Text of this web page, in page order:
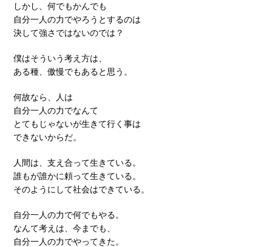
しかし、何でもかんでも
自分一人の力でやろうとするのは
決して強さではないのでは？
僕はそういう考え方は、
ある種、傲慢でもあると思う。
何故なら、人は
自分一人の力でなんて
とてもじゃないが生きて行く事は
できないからだ。
人間は、支え合って生きている。
誰もが誰かに頼って生きている。
そのようにして社会はできている。
自分一人の力で何でもやる。
なんて考えは、今までも、
自分一人の力でやってきた。